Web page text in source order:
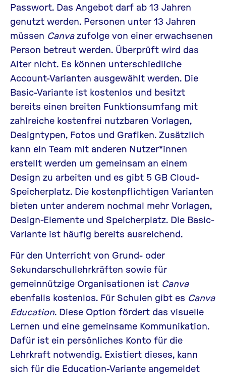
Passwort. Das Angebot darf ab 13 Jahren
genutzt werden. Personen unter 13 Jahren
müssen Canvazufolge von einer erwachsenen
Person betreut werden. Überprüft wird das
Alter nicht. Es können unterschiedliche
Account-Varianten ausgewählt werden. Die
Basic-Variante ist kostenlos und besitzt
bereits einen breiten Funktionsumfang mit
zahlreiche kostenfrei nutzbaren Vorlagen,
Designtypen, Fotos und Grafiken. Zusätzlich
kann ein Team mit anderen Nutzer*innen
erstellt werden um gemeinsam an einem
Design zu arbeiten und es gibt 5 GB Cloud-
Speicherplatz. Die kostenpflichtigen Varianten
bieten unter anderem nochmal mehr Vorlagen,
Design-Elemente und Speicherplatz. Die Basic-
Variante ist häufig bereits ausreichend.
Für den Unterricht von Grund- oder
Sekundarschullehrkräften sowie für
gemeinnützige Organisationen ist Canva
ebenfalls kostenlos. Für Schulen gibt es Canva
Education. Diese Option fördert das visuelle
Lernen und eine gemeinsame Kommunikation.
Dafür ist ein persönliches Konto für die
Lehrkraft notwendig. Existiert dieses, kann
sich für die Education-Variante angemeldet